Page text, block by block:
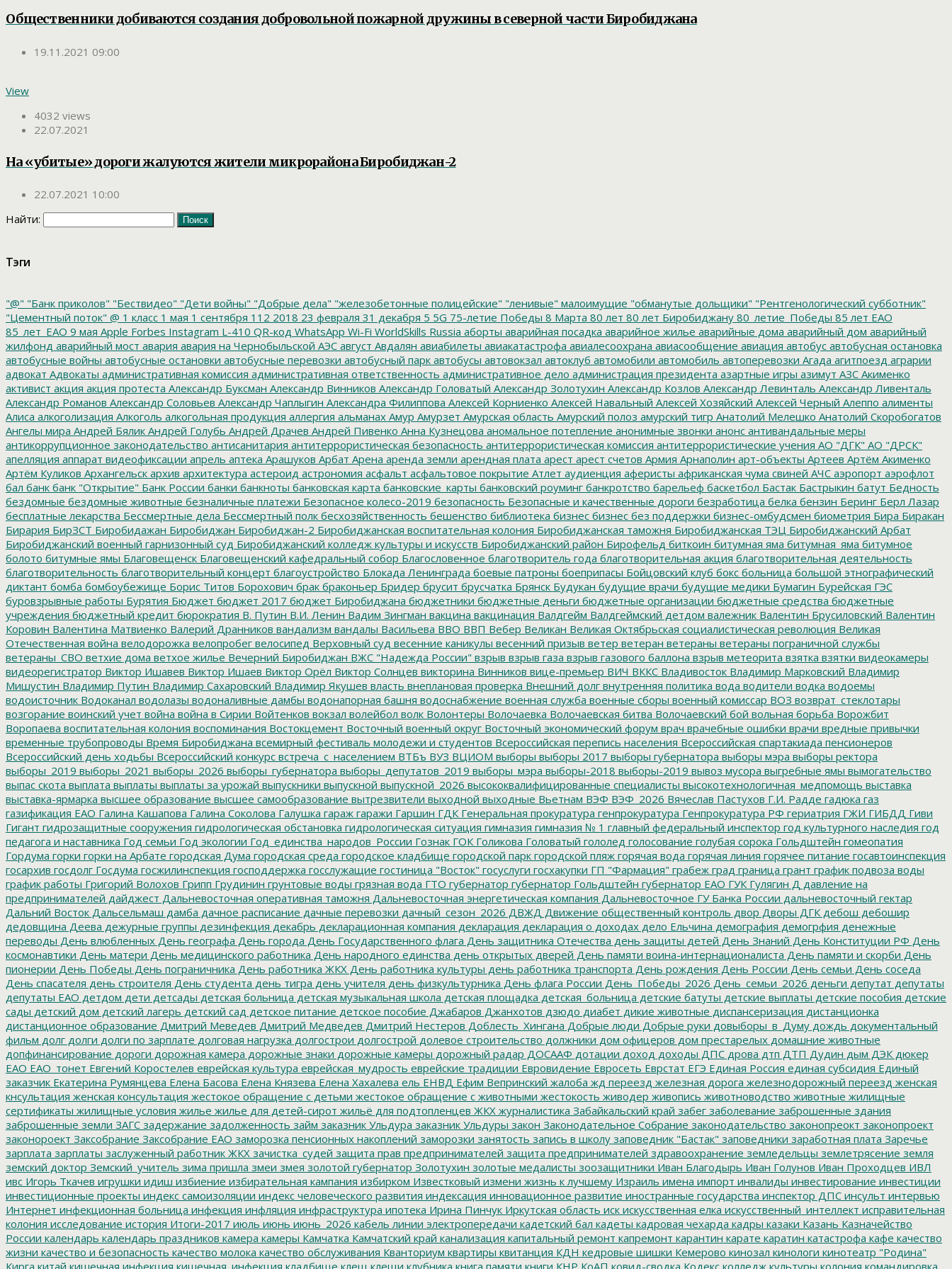
Общественники добиваются создания добровольной пожарной дружины в северной части Биробиджана
19.11.2021 09:00
View
4032 views
22.07.2021
На «убитые» дороги жалуются жители микрорайона Биробиджан-2
22.07.2021 10:00
Найти:
Тэги
"@" "Банк приколов" "Бествидео" "Дети войны" "Добрые дела" "железобетонные полицейские" "ленивые" малоимущие "обманутые дольщики" "Рентгенологический субботник"
"Цементный поток" @ 1 класс 1 мая 1 сентября 112 2018 23 февраля 31 декабря 5 5G 75-летие Победы 8 Марта 80 лет 80 лет Биробиджану 80_летие_Победы 85 лет ЕАО
85_лет_ЕАО 9 мая Apple Forbes Instagram L-410 QR-код WhatsApp Wi-Fi WorldSkills Russia аборты аварийная посадка аварийное жилье аварийные дома аварийный дом аварийный
жилфонд аварийный мост авария авария на Чернобыльской АЭС август Авдалян авиабилеты авиакатастрофа авиалесоохрана авиасообщение авиация автобус автобусная остановка
автобусные войны автобусные остановки автобусные перевозки автобусный парк автобусы автовокзал автоклуб автомобили автомобиль автоперевозки Агада агитпоезд аграрии
адвокат Адвокаты административная комиссия административная ответственность административное дело администрация президента азартные игры азимут АЗС Акименко
активист акция акция протеста Александр Буксман Александр Винников Александр Головатый Александр Золотухин Александр Козлов Александр Левинталь Александр Ливенталь
Александр Романов Александр Соловьев Александр Чаплыгин Александра Филиппова Алексей Корниенко Алексей Навальный Алексей Хозяйский Алексей Черный Алеппо алименты
Алиса алкоголизация Алкоголь алкогольная продукция аллергия альманах Амур Амурзет Амурская область Амурский полоз амурский тигр Анатолий Мелешко Анатолий Скоробогатов
Ангелы мира Андрей Бялик Андрей Голубь Андрей Драчев Андрей Пивенко Анна Кузнецова аномальное потепление анонимные звонки анонс антивандальные меры
антикоррупционное законодательство антисанитария антитеррористическая безопасность антитеррористическая комиссия антитеррористические учения АО "ДГК" АО "ДРСК"
апелляция аппарат видеофиксации апрель аптека Арашуков Арбат Арена аренда земли арендная плата арест арест счетов Армия Арнаполин арт-объекты Артеев Артём Акименко
Артём Куликов Архангельск архив архитектура астероид астрономия асфальт асфальтовое покрытие Атлет аудиенция аферисты африканская чума свиней АЧС аэропорт аэрофлот
бал банк банк "Открытие" Банк России банки банкноты банковская карта банковские_карты банковский роуминг банкротство барельеф баскетбол Бастак Бастрыкин батут Бедность
бездомные бездомные животные безналичные платежи Безопасное колесо-2019 безопасность Безопасные и качественные дороги безработица белка бензин Беринг Берл Лазар
бесплатные лекарства Бессмертные дела Бессмертный полк бесхозяйственность бешенство библиотека бизнес бизнес без поддержки бизнес-омбудсмен биометрия Бира Биракан
Бирария БирЗСТ Биробидажан Биробиджан Биробиджан-2 Биробиджанская воспитательная колония Биробиджанская таможня Биробиджанская ТЭЦ Биробиджанский Арбат
Биробиджанский военный гарнизонный суд Биробиджанский колледж культуры и искусств Биробиджанский район Бирофельд биткоин битумная яма битумная_яма битумное
болото битумные ямы Благовещенск Благовещенский кафедральный собор Благословенное благотворитель года благотворительная акция благотворительная деятельность
благотворительность благотворительный концерт благоустройство Блокада Ленинграда боевые патроны боеприпасы Бойцовский клуб бокс больница большой этнографический
диктант бомба бомбоубежище Борис Титов Борохович брак браконьер Бридер брусит брусчатка Брянск Будукан будущие врачи будущие медики Бумагин Бурейская ГЭС
буровзрывные работы Бурятия Бюджет бюджет 2017 бюджет Биробиджана бюджетники бюджетные деньги бюджетные организации бюджетные средства бюджетные
учреждения бюджетный кредит бюрократия В. Путин В.И. Ленин Вадим Зингман вакцина вакцинация Валдгейм Валдгеймский детдом валежник Валентин Брусиловский Валентин
Коровин Валентина Матвиенко Валерий Дранников вандализм вандалы Васильева ВВО ВВП Вебер Великан Великая Октябрьская социалистическая революция Великая
Отечественная война велодорожка велопробег велосипед Верховный суд весенние каникулы весенний призыв ветер ветеран ветераны ветераны пограничной службы
ветераны_СВО ветхие дома ветхое жилье Вечерний Биробиджан ВЖС "Надежда России" взрыв взрыв газа взрыв газового баллона взрыв метеорита взятка взятки видеокамеры
видеорегистратор Виктор Ишавев Виктор Ишаев Виктор Орёл Виктор Солнцев викторина Винников вице-премьер ВИЧ ВККС Владивосток Владимир Марковский Владимир
Мишустин Владимир Путин Владимир Сахаровский Владимир Якушев власть внеплановая проверка Внешний долг внутренняя политика вода водители водка водоемы
водоисточник Водоканал водолазы водоналивные дамбы водонапорная башня водоснабжение военная служба военные сборы военный комиссар ВОЗ возврат_стеклотары
возгорание воинский учет война война в Сирии Войтенков вокзал волейбол волк Волонтеры Волочаевка Волочаевская битва Волочаевский бой вольная борьба Ворожбит
Воропаева воспитательная колония воспоминания Востокцемент Восточный военный округ Восточный экономический форум врач врачебные ошибки врачи вредные привычки
временные трубопроводы Время Биробиджана всемирный фестиваль молодежи и студентов Всероссийская перепись населения Всероссийская спартакиада пенсионеров
Всероссийский день ходьбы Всероссийский конкурс встреча_с_населением ВТБъ ВУЗ ВЦИОМ выборы выборы 2017 выборы губернатора выборы мэра выборы ректора
выборы_2019 выборы_2021 выборы_2026 выборы_губернатора выборы_депутатов_2019 выборы_мэра выборы-2018 выборы-2019 вывоз мусора выгребные ямы вымогательство
выпас скота выплата выплаты выплаты за урожай выпускники выпускной выпускной_2026 высококвалифицированные специалисты высокотехнологичная_медпомощь выставка
выставка-ярмарка высшее образование высшее самообразование вытрезвители выходной выходные Вьетнам ВЭФ ВЭФ_2026 Вячеслав Пастухов Г.И. Радде гадюка газ
газификация ЕАО Галина Кашапова Галина Соколова Галушка гараж гаражи Гаршин ГДК Генеральная прокуратура генпрокуратура Генпрокуратура РФ гериатрия ГЖИ ГИБДД Гиви
Гигант гидрозащитные сооружения гидрологическая обстановка гидрологическая ситуация гимназия гимназия № 1 главный федеральный инспектор год культурного наследия год
педагога и наставника Год семьи Год экологии Год_единства_народов_России Гознак ГОК Голикова Головатый гололед голосование голубая сорока Гольдштейн гомеопатия
Гордума горки горки на Арбате городская Дума городская среда городское кладбище городской парк городской пляж горячая вода горячая линия горячее питание госавтоинспекция
госархив госдолг Госдума госжилинспекция господдержка госслужащие гостиница "Восток" госуслуги госхакупки ГП "Фармация" грабеж град граница грант график подвоза воды
график работы Григорий Волохов Грипп Грудинин грунтовые воды грязная вода ГТО губернатор губернатор Гольдштейн губернатор ЕАО ГУК Гулягин Д давление на
предпринимателей дайджест Дальневосточная оперативная таможня Дальневосточная энергетическая компания Дальневосточное ГУ Банка России дальневосточный гектар
Дальний Восток Дальсельмаш дамба дачное расписание дачные перевозки дачный_сезон_2026 ДВЖД Движение общественный контроль двор Дворы ДГК дебош дебошир
дедовщина Деева дежурные группы дезинфекция декабрь декларационная компания декларация декларация о доходах дело Ельчина демография демогрфия денежные
переводы День влюбленных День географа День города День Государственного флага День защитника Отечества день защиты детей День Знаний День Конституции РФ День
космонавтики День матери День медицинского работника День народного единства день открытых дверей День памяти воина-интернационалиста День памяти и скорби День
пионерии День Победы День пограничника День работника ЖКХ День работника культуры день работника транспорта День рождения День России День семьи День соседа
День спасателя день строителя День студента день тигра день учителя день физкультурника День флага России День_Победы_2026 День_семьи_2026 деньги депутат депутаты
депутаты ЕАО детдом дети детсады детская больница детская музыкальная школа детская площадка детская_больница детские батуты детские выплаты детские пособия детские
сады детский дом детский лагерь детский сад детское питание детское пособие Джабаров Джанхотов дзюдо диабет дикие животные диспансеризация дистанционка
дистанционное образование Дмитрий Меведев Дмитрий Медведев Дмитрий Нестеров Доблесть_Хингана Добрые люди Добрые руки довыборы_в_Думу дождь документальный
фильм долг долги долги по зарплате долговая нагрузка долгострои долгострой долевое строительство должники дом офицеров дом престарелых домашние животные
допфинансирование дороги дорожная камера дорожные знаки дорожные камеры дорожный радар ДОСААФ дотации доход доходы ДПС дрова дтп ДТП Дудин дым ДЭК дюкер
ЕАО ЕАО_тонет Евгений Коростелев еврейская культура еврейская_мудрость еврейские традиции Евровидение Евросеть Еврстат ЕГЭ Единая Россия единая субсидия Единый
заказчик Екатерина Румянцева Елена Басова Елена Князева Елена Хахалева ель ЕНВД Ефим Вепринский жалоба жд переезд железная дорога железнодорожный переезд женская
кнсультация женская консультация жестокое обращение с детьми жестокое обращение с животными жестокость живодер живопись животноводство животные жилищные
сертификаты жилищные условия жилье жилье для детей-сирот жильё для подтопленцев ЖКХ журналистика Забайкальский край забег заболевание заброшенные здания
заброшенные земли ЗАГС задержание задолженность займ заказник Ульдура заказник Ульдуры закон Законодательное Собрание законодательство законопреокт законопроект
законороект Заксобрание Заксобрание ЕАО заморозка пенсионных накоплений заморозки занятость запись в школу заповедник "Бастак" заповедники заработная плата Заречье
зарплата зарплаты заслуженный работник ЖКХ зачистка_судей защита прав предпринимателей защита предпринимателей здравоохранение земледельцы землетрясение земля
земский доктор Земский_учитель зима пришла змеи змея золотой губернатор Золотухин золотые медалисты зоозащитники Иван Благодырь Иван Голунов Иван Проходцев ИВЛ
ивс Игорь Ткачев игрушки идиш избиение избирательная кампания избирком Известковый измени жизнь к лучшему Израиль имена импорт инвалиды инвестирование инвестиции
инвестиционные проекты индекс самоизоляции индекс человеческого развития индексация инновационное развитие иностранные государства инспектор ДПС инсульт интервью
Интернет инфекционная больница инфекция инфляция инфраструктура ипотека Ирина Пинчук Иркутская область иск искусственная елка искусственный_интеллект исправительная
колония исследование история Итоги-2017 июль июнь июнь_2026 кабель линии электропередачи кадетский бал кадеты кадровая чехарда кадры казаки Казань Казначейство
России календарь календарь праздников камера камеры Камчатка Камчатский край канализация капитальный ремонт капремонт карантин карате каратин катастрофа кафе качество
жизни качество и безопасность качество молока качество обслуживания Кванториум квартиры квитанция КДН кедровые шишки Кемерово кинозал кинологи кинотеатр "Родина"
Кирга китай кишечная инфекция кишечная_инфекция кладбище клещ клещи клубника книга памяти книги КНР КоАП ковид-сводка Кодекс колледж культуры колония командировка